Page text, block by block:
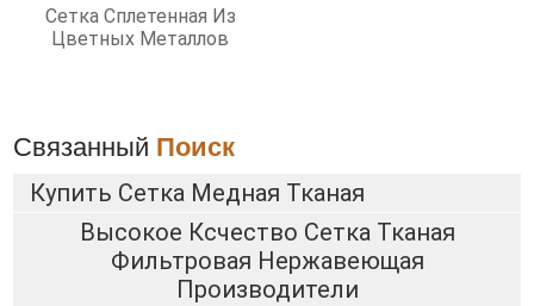
Сетка Сплетенная Из
Цветных Металлов
Связанный Поиск
Купить Сетка Медная Тканая
Высокое Ксчество Сетка Тканая
Фильтровая Нержавеющая
Производители